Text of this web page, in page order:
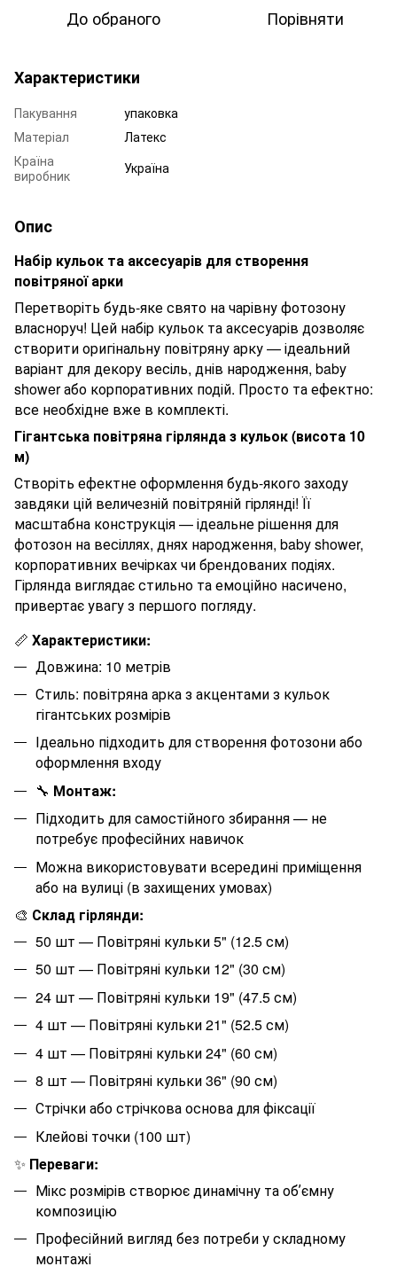
До обраного Порівняти
Характеристики
Пакування
упаковка
Матеріал
Латекс
Країна
виробник
Україна
Опис
Набір кульок та аксесуарів для створення
повітряної арки
Перетворіть будь-яке свято на чарівну фотозону
власноруч! Цей набір кульок та аксесуарів дозволяє
створити оригінальну повітряну арку — ідеальний
варіант для декору весіль, днів народження, baby
shower або корпоративних подій. Просто та ефектно:
все необхідне вже в комплекті.
Гігантська повітряна гірлянда з кульок (висота 10
м)
Створіть ефектне оформлення будь-якого заходу
завдяки цій величезній повітряній гірлянді! Її
масштабна конструкція — ідеальне рішення для
фотозон на весіллях, днях народження, baby shower,
корпоративних вечірках чи брендованих подіях.
Гірлянда виглядає стильно та емоційно насичено,
привертає увагу з першого погляду.
📏 Характеристики:
Довжина: 10 метрів
Стиль: повітряна арка з акцентами з кульок
гігантських розмірів
Ідеально підходить для створення фотозони або
оформлення входу
🔧 Монтаж:
Підходить для самостійного збирання — не
потребує професійних навичок
Можна використовувати всередині приміщення
або на вулиці (в захищених умовах)
🎨 Склад гірлянди:
50 шт — Повітряні кульки 5" (12.5 см)
50 шт — Повітряні кульки 12" (30 см)
24 шт — Повітряні кульки 19" (47.5 см)
4 шт — Повітряні кульки 21" (52.5 см)
4 шт — Повітряні кульки 24" (60 см)
8 шт — Повітряні кульки 36" (90 см)
Стрічки або стрічкова основа для фіксації
Клейові точки (100 шт)
✨ Переваги:
Мікс розмірів створює динамічну та обʼємну
композицію
Професійний вигляд без потреби у складному
монтажі